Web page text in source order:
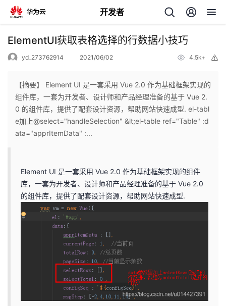
开发者
返
个
ElementUI获取表格选择的行数据小技巧
yd_273762914 2021/06/02 4.5k+
【摘要】 Element UI 是一套采用 Vue 2.0 作为基础框架实现的
组件库，一套为开发者、设计师和产品经理准备的基于 Vue 2.
0 的组件库，提供了配套设计资源，帮助网站快速成型. el-tabl
e加上@select="handleSelection" &lt;el-table ref="Table" :d
ata="apprItemData" :...
Element UI 是一套采用 Vue 2.0 作为基础框架实现的组件
库，一套为开发者、设计师和产品经理准备的基于 Vue 2.0
的组件库，提供了配套设计资源，帮助网站快速成型.